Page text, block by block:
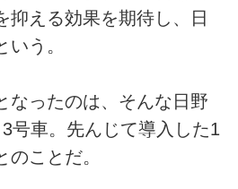
抑える効果を期待し、日
う。
なったのは、そんな日野
号車。先んじて導入した1
ことだ。